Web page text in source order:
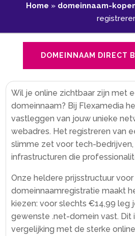
Home » domeinnaam-
DOMEINNAAM DIRECT
Wil je online zichtbaar zijn met
domeinnaam? Bij Flexamedia
vastleggen van jouw unieke
webadres.​ Het registreren van
slimme zet voor tech-
infrastructuren die
Onze heldere prijsstructuur voor
domeinnaamregistratie maakt
kiezen: voor slechts €14,99 leg
gewenste .​net-domein vast.​ Dit
vergelijking met de sterke